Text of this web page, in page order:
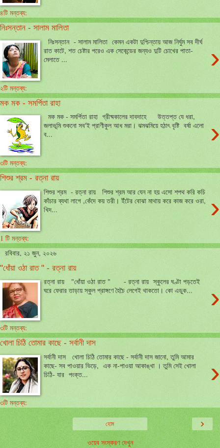
৪টি মন্তব্য:
নিঃসন্তান - সালাম মালিতা
›
নিঃসন্তান - সালাম মালিতা কেমন একটা দুশ্চিন্তায় আজ নির্ঘুম সব দীর্ঘ
রাত কাটে, শত চেষ্টার পরেও এক সেকেন্ডের জন্যও দুটি চোখের পাতা-
মেলাতে ...
২টি মন্তব্য:
মক মক - সমর্পিতা রাহা
›
মক মক - সমর্পিতা রাহা গ্রীষ্মকালের দাবদাহে উত্তপ্ত যে ধরা,
জলাভূমি শুকনো সব'ই প্রাণীকুল আধ মরা। ঝমঝমিয়ে হঠাৎ বৃষ্টি বর্ষা এলো
ব...
৩টি মন্তব্য:
শিশুর শ্রম - রত্না রায়
›
শিশুর শ্রম - রত্না রায় শিশুর শ্রম আর যেন না হয় এসো শপথ করি কচি
কাঁচার ব্যথা লাগে ,কেঁদে কয় তরী। ইঁটের বোঝা মাথায় করে কাজ করে ওরা,
খিদ...
1 টি মন্তব্য:
রবিবার, ২১ জুন, ২০২৬
"ধোঁয়া ওঠা রাত " - রত্না রায়
›
রত্না রায় "ধোঁয়া ওঠা রাত " - রত্না রায় স্কুলের ঘণ্টা পড়তেই
ঘরে ফেরার তাড়ায় স্কুল প্রাঙ্গণে হৈচৈ লেগেই থাকতো। কো এডুক...
৩টি মন্তব্য:
খোলা চিঠি তোমার কাছে - সর্বানী দাস
›
সর্বানী দাস খোলা চিঠি তোমার কাছে - সর্বানী দাস জানো, তুমি আমার
কাছে- সব পাওয়ার ভিড়ে, এক না-পাওয়া আকাঙ্খা । তুমি সেই খোলা
চিঠি- যার পংক্ত...
৩টি মন্তব্য:
›
হোম
ওয়েব সংস্করণ দেখুন